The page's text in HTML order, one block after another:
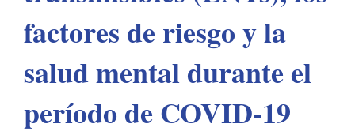
factores de riesgo y la
salud mental durante el
período de COVID-19